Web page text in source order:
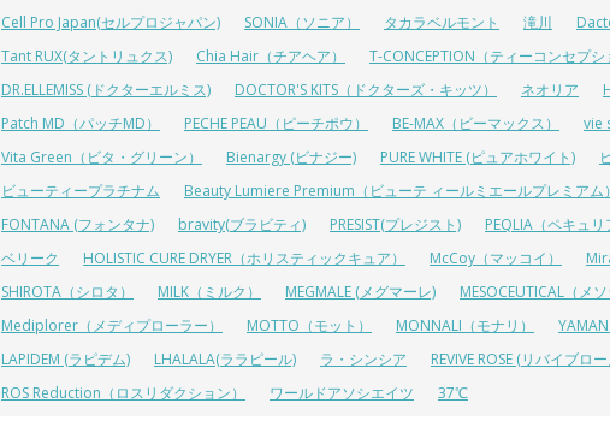
Cell Pro Japan(セルプロジャパン)
SONIA（ソニア） タカラベルモント 滝川
Tant RUX(タントリュクス)
Chia Hair（チアヘア）
T-CONCEPTION（ティーコンセプシ
DR.ELLEMISS (ドクターエルミス)
DOCTOR'S KITS（ドクターズ・キッツ） ネオリア
Patch MD（パッチMD）
PECHE PEAU（ピーチポウ） BE-MAX（ビーマックス）
vie
Vita Green（ビタ・グリーン）
Bienargy (ビナジー) PURE WHITE (ピュアホワイト)
ビューティープラチナム
Beauty Lumiere Premium（ビューテ ィールミエールプレミアム）
FONTANA (フォンタナ)
bravity(ブラビティ) PRESIST(プレジスト) PEQLIA（ペキュリ
ベリーク
HOLISTIC CURE DRYER（ホリスティックキュア） McCoy（マッコイ）
SHIROTA（シロタ）
MILK（ミルク） MEGMALE (メグマーレ)
MESOCEUTICAL（メ
Mediplorer（メディプローラー）
MOTTO（モット） MONNALI（モナリ）
LAPIDEM (ラピデム)
LHALALA(ララピール) ラ・シンシア REVIVE ROSE (リバイブロー
ROS Reduction（ロスリダクション）
ワールドアソシエイツ 37℃